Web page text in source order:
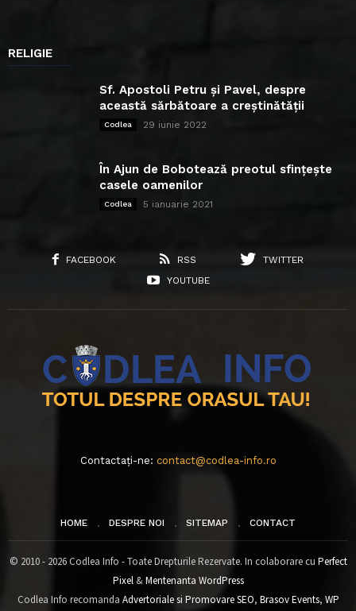
RELIGIE
Sf. Apostoli Petru și Pavel, despre
această sărbătoare a creștinătății
Codlea 29 iunie 2022
În Ajun de Bobotează preotul sfințește
casele oamenilor
Codlea 5 ianuarie 2021
FACEBOOK RSS
TWITTER
YOUTUBE
Contactați-ne: contact@codlea-info.ro
HOME DESPRE NOI SITEMAP CONTACT
© 2010 - 2026 Codlea Info - Toate Drepturile Rezervate. In colaborare cu Perfect
Pixel&Mentenanta WordPress
Codlea Info recomanda Advertoriale si Promovare SEO, Brasov Events, WP